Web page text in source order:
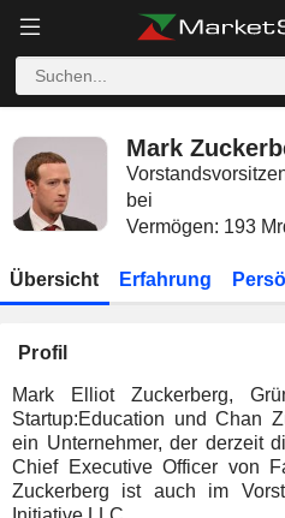
Mark
bei
Vermögen: 193
Übersicht Erfahrung
Profil
Mark Elliot Zuckerberg,
Startup:Education und Chan
ein Unternehmer, der derzeit
Chief Executive Officer von
Zuckerberg ist auch im